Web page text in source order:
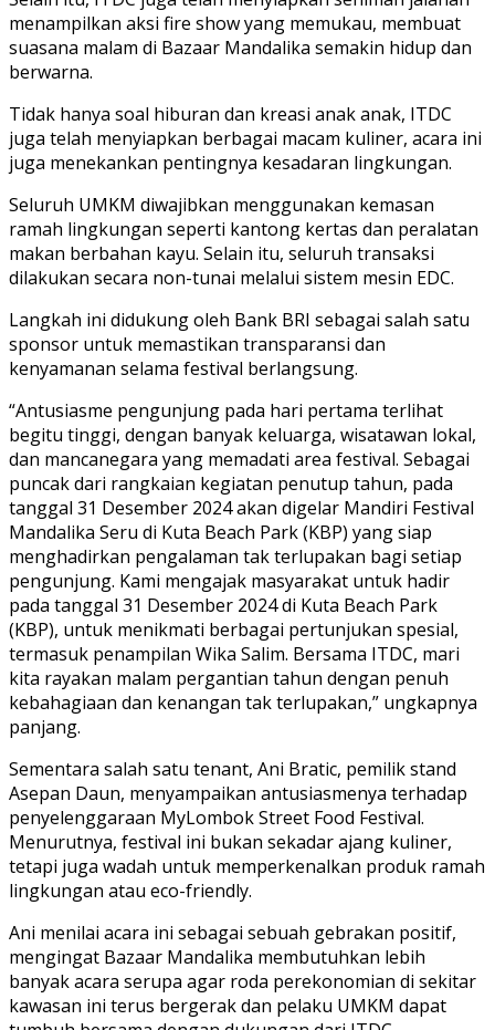
menampilkan aksi fire show yang memukau, membuat
suasana malam di Bazaar Mandalika semakin hidup dan
berwarna.
Tidak hanya soal hiburan dan kreasi anak anak, ITDC
juga telah menyiapkan berbagai macam kuliner, acara ini
juga menekankan pentingnya kesadaran lingkungan.
Seluruh UMKM diwajibkan menggunakan kemasan
ramah lingkungan seperti kantong kertas dan peralatan
makan berbahan kayu. Selain itu, seluruh transaksi
dilakukan secara non-tunai melalui sistem mesin EDC.
Langkah ini didukung oleh Bank BRI sebagai salah satu
sponsor untuk memastikan transparansi dan
kenyamanan selama festival berlangsung.
“Antusiasme pengunjung pada hari pertama terlihat
begitu tinggi, dengan banyak keluarga, wisatawan lokal,
dan mancanegara yang memadati area festival. Sebagai
puncak dari rangkaian kegiatan penutup tahun, pada
tanggal 31 Desember 2024 akan digelar Mandiri Festival
Mandalika Seru di Kuta Beach Park (KBP) yang siap
menghadirkan pengalaman tak terlupakan bagi setiap
pengunjung. Kami mengajak masyarakat untuk hadir
pada tanggal 31 Desember 2024 di Kuta Beach Park
(KBP), untuk menikmati berbagai pertunjukan spesial,
termasuk penampilan Wika Salim. Bersama ITDC, mari
kita rayakan malam pergantian tahun dengan penuh
kebahagiaan dan kenangan tak terlupakan,” ungkapnya
panjang.
Sementara salah satu tenant, Ani Bratic, pemilik stand
Asepan Daun, menyampaikan antusiasmenya terhadap
penyelenggaraan MyLombok Street Food Festival.
Menurutnya, festival ini bukan sekadar ajang kuliner,
tetapi juga wadah untuk memperkenalkan produk ramah
lingkungan atau eco-friendly.
Ani menilai acara ini sebagai sebuah gebrakan positif,
mengingat Bazaar Mandalika membutuhkan lebih
banyak acara serupa agar roda perekonomian di sekitar
kawasan ini terus bergerak dan pelaku UMKM dapat